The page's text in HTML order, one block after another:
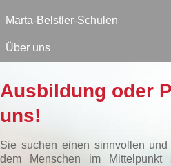
Marta-Belstler-Schulen
Über uns
Ausbildung oder
uns!
Sie suchen einen sinnvollen
dem Menschen im